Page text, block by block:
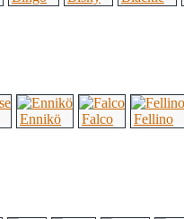
Ennikö Falco Fellino